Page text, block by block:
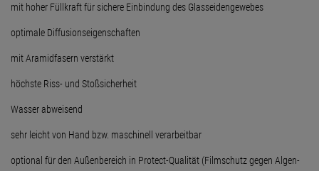
mit hoher Füllkraft für sichere Einbindung des Glasseidengewebes
optimale Diffusionseigenschaften
mit Aramidfasern verstärkt
höchste Riss- und Stoßsicherheit
Wasser abweisend
sehr leicht von Hand bzw. maschinell verarbeitbar
optional für den Außenbereich in Protect-Qualität (Filmschutz gegen Algen-